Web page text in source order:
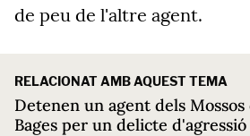
de peu de l'altre agent.
RELACIONAT AMB AQUEST TEMA
Detenen un agent dels
Bages per un delicte